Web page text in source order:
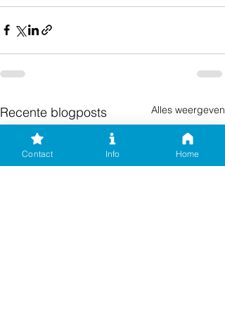
Recente blogposts Alles weergeven
Contact Info Home